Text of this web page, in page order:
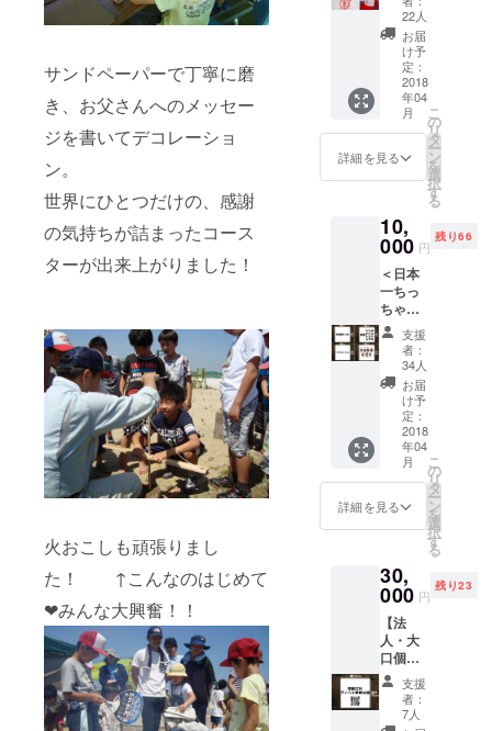
サンドペーパーで丁寧に磨
き、お父さんへのメッセー
ジを書いてデコレーショ
ン。
世界にひとつだけの、感謝
の気持ちが詰まったコース
ターが出来上がりました！
火おこしも頑張りまし
た！ ↑こんなのはじめて
❤みんな大興奮！！
ズ：
小）
http://e
nmusu
funaha
shi.com
/閉じる
リジナ
ル「公
園部
長」
キャッ
プ x 1
◎「園
むすび
プロ
ジェク
ページ
内に
「スペ
シャル
サポー
ター」
として
お名前
を掲載
（文字
サイ
ズ：
小）
http://e
nmusu
bi-
funaha
shi.com
22人
お届
け予
定：
2018
年04
月
詳細を見る
こ
の
リ
タ
ー
ン
を
選
択
す
る
10,
000 円
残り66
＜日本
一ちっ
ちゃな
村に名
前を刻
むんデ
ス！＞
◎お名
前をプ
リント
した
「メモ
リアル
プレー
ト」
cm）を
公園内
に敷設
→個
人名
（本名
もしく
はニッ
クネー
支援
者：
34人
お届
け予
定：
2018
年04
月
詳細を見る
こ
の
リ
タ
ー
ン
を
選
択
す
る
30,
000 円
残り23
【法
人・大
口個人
スポン
サー様
向け】
支援
者：
7人